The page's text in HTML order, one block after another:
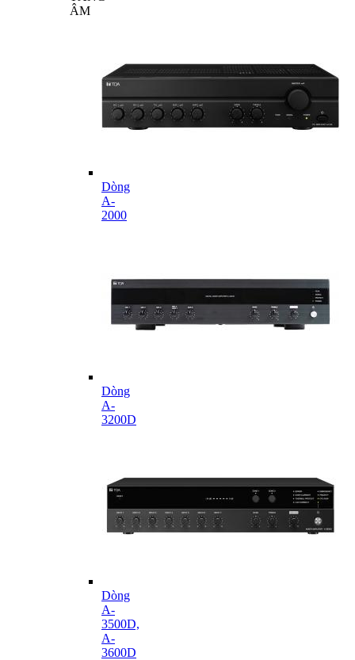
ÂM
Dòng
A-
2000
Dòng
A-
3200D
Dòng
A-
3500D,
A-
3600D